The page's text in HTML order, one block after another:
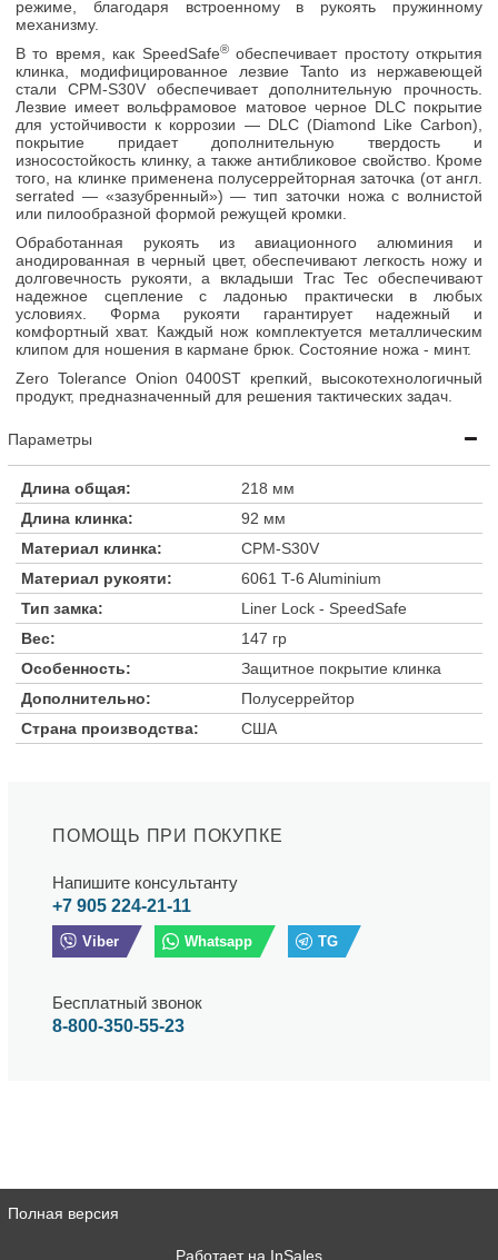
режиме, благодаря встроенному в рукоять пружинному
механизму.
В то время, как SpeedSafe®обеспечивает простоту открытия
клинка, модифицированное лезвие Tanto из нержавеющей
стали CPM-S30V обеспечивает дополнительную прочность.
Лезвие имеет вольфрамовое матовое черное DLC покрытие
для устойчивости к коррозии — DLC (Diamond Like Carbon),
покрытие придает дополнительную твердость и
износостойкость клинку, а также антибликовое свойство. Кроме
того, на клинке применена полусеррейторная заточка (от англ.
serrated — «зазубренный») — тип заточки ножа с волнистой
или пилообразной формой режущей кромки.
Обработанная рукоять из авиационного алюминия и
анодированная в черный цвет, обеспечивают легкость ножу и
долговечность рукояти, а вкладыши Trac Tec обеспечивают
надежное сцепление с ладонью практически в любых
условиях. Форма рукояти гарантирует надежный и
комфортный хват. Каждый нож комплектуется металлическим
клипом для ношения в кармане брюк. Состояние ножа - минт.
Zero Tolerance Onion 0400ST крепкий, высокотехнологичный
продукт, предназначенный для решения тактических задач.
Параметры
Длина общая:
218 мм
Длина клинка:
92 мм
Материал клинка:
CPM-S30V
Материал рукояти:
6061 T-6 Aluminium
Тип замка:
Liner Lock - SpeedSafe
Вес:
147 гр
Особенность:
Защитное покрытие клинка
Дополнительно:
Полусеррейтор
Страна производства:
США
ПОМОЩЬ ПРИ ПОКУПКЕ
Напишите консультанту
+7 905 224-21-11
Viber Whatsapp TG
Бесплатный звонок
8-800-350-55-23
Полная версия
Работает на InSales